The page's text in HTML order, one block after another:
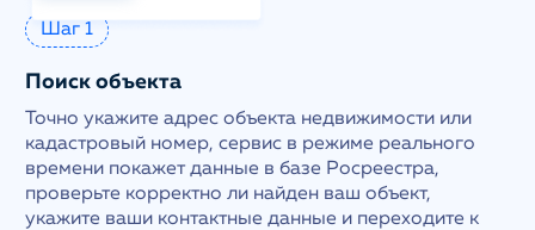
Шаг 1
Поиск объекта
Точно укажите адрес объекта недвижимости или
кадастровый номер, сервис в режиме реального
времени покажет данные в базе Росреестра,
проверьте корректно ли найден ваш объект,
укажите ваши контактные данные и переходите к